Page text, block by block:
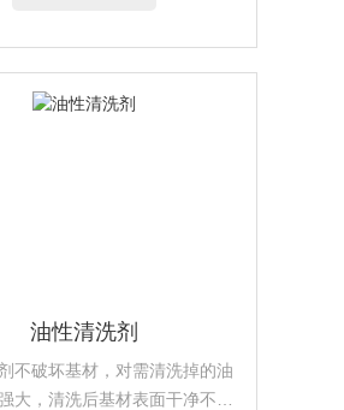
油性清洗剂
不破坏基材，对需清洗掉的油
大，清洗后基材表面干净不留